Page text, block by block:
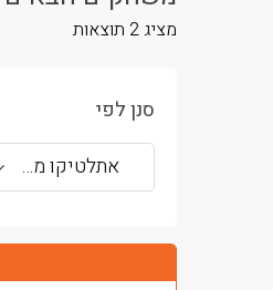
מציג2 תוצאות
סנן לפי
אתלטיקו מדריד